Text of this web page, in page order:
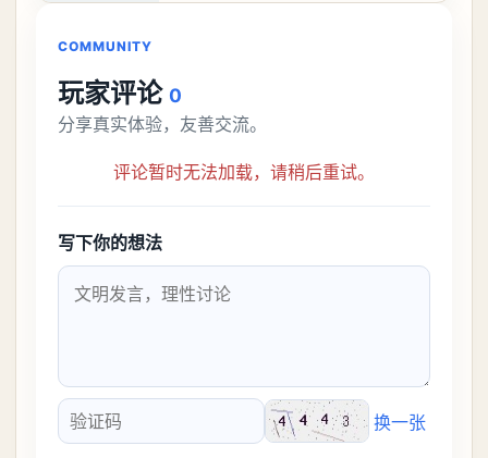
COMMUNITY
玩家评论 0
分享真实体验，友善交流。
评论暂时无法加载，请稍后重试。
写下你的想法
验证码
换一张